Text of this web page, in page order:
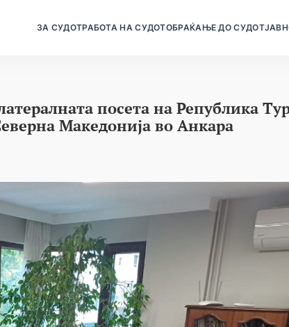
ЗА СУДОТРАБОТА НА СУДОТОБРАЌАЊЕ ДО СУДОТ
посета на Република
Македонија во Анкара